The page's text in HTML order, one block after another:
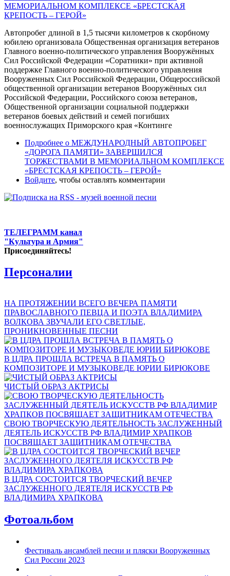
Автопробег длиной в 1,5 тысячи километров к скорбному
юбилею организовала Общественная организация ветеранов
Главного военно-политического управления Вооружённых
Сил Российской Федерации «Соратники» при активной
поддержке Главного военно-политического управления
Вооруженных Сил Российской Федерации, Общероссийской
общественной организации ветеранов Вооружённых сил
Российской Федерации, Российского союза ветеранов,
Общественной организации социальной поддержки
ветеранов боевых действий и семей погибших
военнослужащих Приморского края «Континге
Подробнее о МЕЖДУНАРОДНЫЙ АВТОПРОБЕГ
«ДОРОГА ПАМЯТИ» ЗАВЕРШИЛСЯ
ТОРЖЕСТВАМИ В МЕМОРИАЛЬНОМ КОМПЛЕКСЕ
«БРЕСТСКАЯ КРЕПОСТЬ – ГЕРОЙ»
Войдите, чтобы оставлять комментарии
ТЕЛЕГРАММ канал
"Культура и Армия"
Присоединяйтесь!
Персоналии
НА ПРОТЯЖЕНИИ ВСЕГО ВЕЧЕРА ПАМЯТИ
ПРАВОСЛАВНОГО ПЕВЦА И ПОЭТА ВЛАДИМИРА
ВОЛКОВА ЗВУЧАЛИ ЕГО СВЕТЛЫЕ,
ПРОНИКНОВЕННЫЕ ПЕСНИ
В ЦДРА ПРОШЛА ВСТРЕЧА В ПАМЯТЬ О
КОМПОЗИТОРЕ И МУЗЫКОВЕДЕ ЮРИИ БИРЮКОВЕ
ЧИСТЫЙ ОБРАЗ АКТРИСЫ
СВОЮ ТВОРЧЕСКУЮ ДЕЯТЕЛЬНОСТЬ ЗАСЛУЖЕННЫЙ
ДЕЯТЕЛЬ ИСКУССТВ РФ ВЛАДИМИР ХРАПКОВ
ПОСВЯЩАЕТ ЗАЩИТНИКАМ ОТЕЧЕСТВА
В ЦДРА СОСТОИТСЯ ТВОРЧЕСКИЙ ВЕЧЕР
ЗАСЛУЖЕННОГО ДЕЯТЕЛЯ ИСКУССТВ РФ
ВЛАДИМИРА ХРАПКОВА
Фотоальбом
Фестиваль ансамблей песни и пляски Вооруженных
Сил России 2023